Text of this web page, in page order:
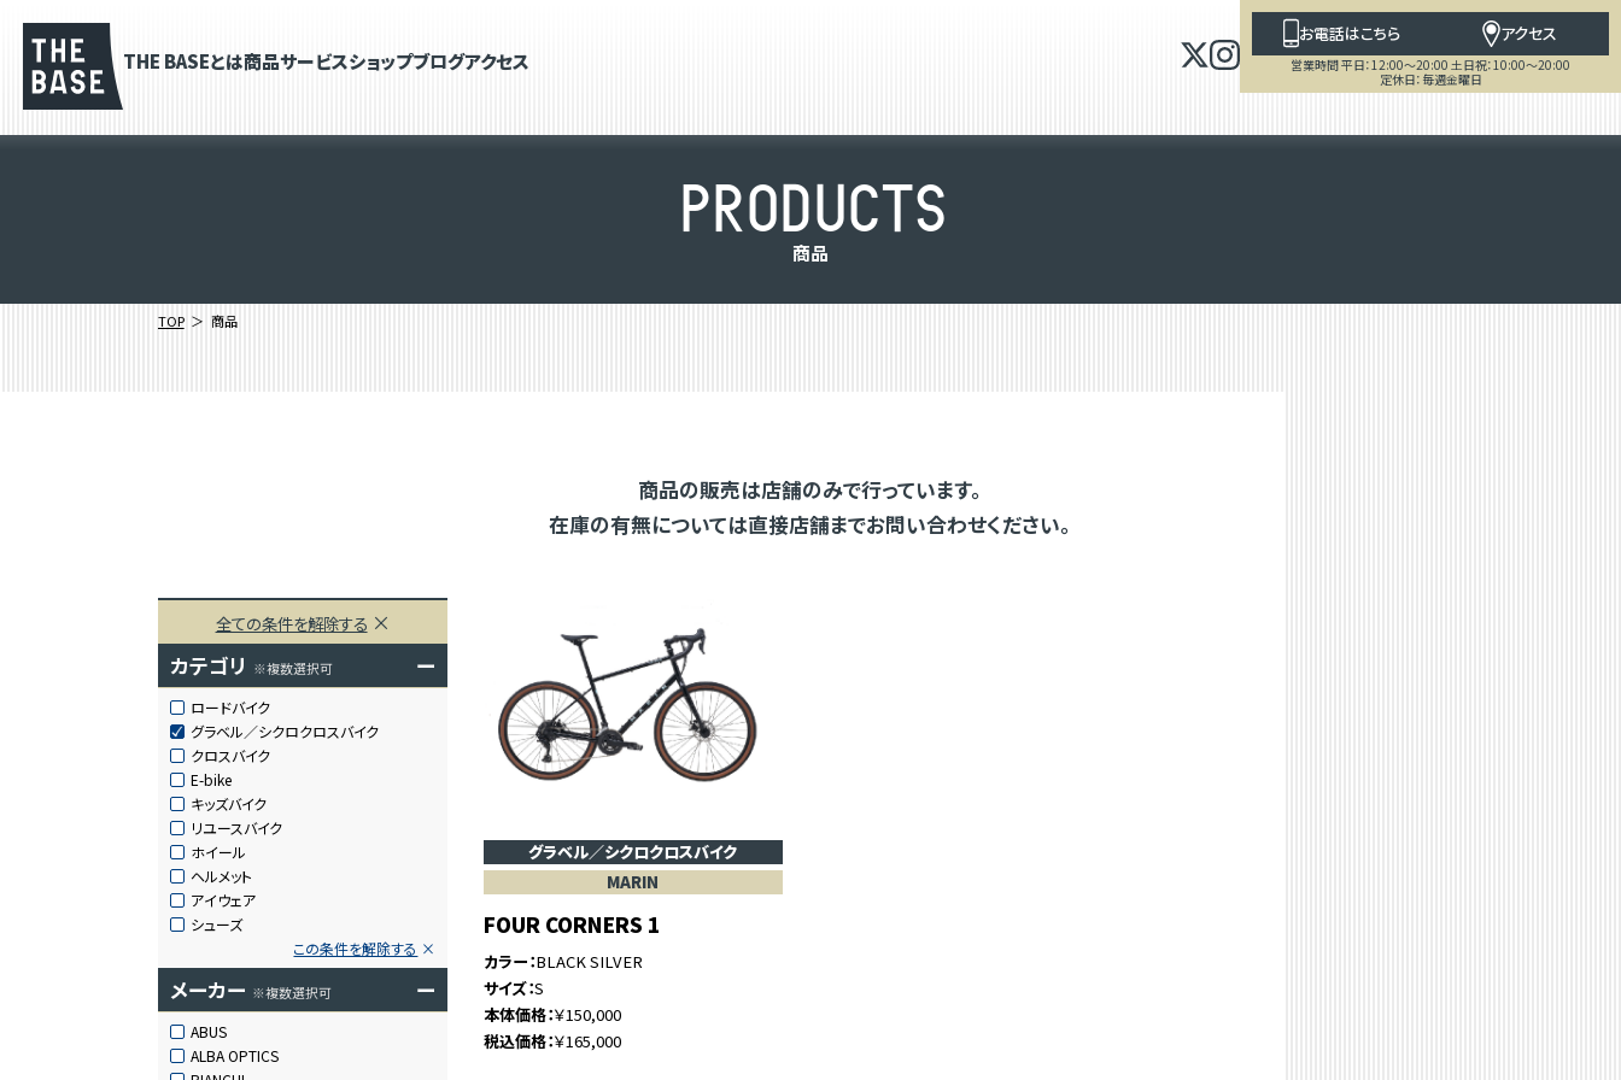
THE BASEとは商品サービスショップブログアクセス
お電話はこちら アクセス
営業時間 平日：12:00～20:00 土日祝：10:00～20:00
定休日：毎週金曜日
PRODUCTS
商品
TOP 商品
商品の販売は店舗のみで行っています。
在庫の有無については直接店舗までお問い合わせください。
全ての条件を解除する
カテゴリ ※複数選択可 ー
ロードバイク
グラベル／シクロクロスバイク
クロスバイク
E-bike
キッズバイク
リユースバイク
ホイール
ヘルメット
アイウェア
シューズ
この条件を解除する
メーカー ※複数選択可 ー
ABUS
ALBA OPTICS
グラベル／シクロクロスバイク
MARIN
FOUR CORNERS 1
カラー BLACK SILVER
サイズ S
本体価格 ￥150,000
税込価格 ￥165,000